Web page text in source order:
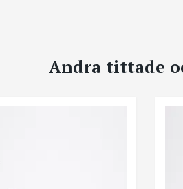
Andra tittade